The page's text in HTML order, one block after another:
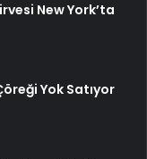
New York’ta
Yok Satıyor